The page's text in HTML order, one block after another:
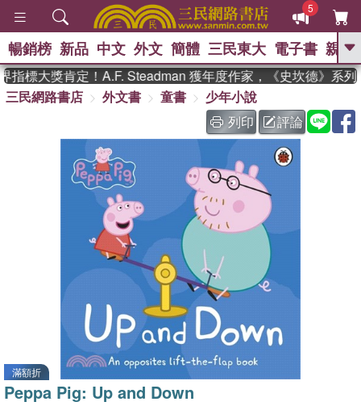
5
GO
熱搜： 東野圭吾 、
The Odyssey 、 父親節 、 如果歷
史是一群喵 、 暑期推薦 、 國際布克
獎 臺灣漫遊錄
、 方念華 、
登輝時代 、 數學女孩：黎曼猜想
偉大的迷走神經
暢銷榜 新品 中文 外文 簡體 三民東大 電子書 親子
標大獎肯定！A.F. Steadman 獲年度作家，《史坎德》系列
三民網路書店
外文書 童書
少年小說
列印
評論
滿額折
Peppa Pig: Up and Down